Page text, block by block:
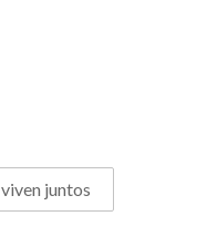
viven juntos